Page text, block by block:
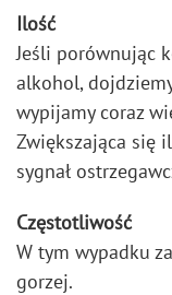
Ilość
Jeśli porównując
alkohol,
wypijamy coraz
Zwiększająca się
sygnał
Częstotliwość
W tym wypadku
gorzej.